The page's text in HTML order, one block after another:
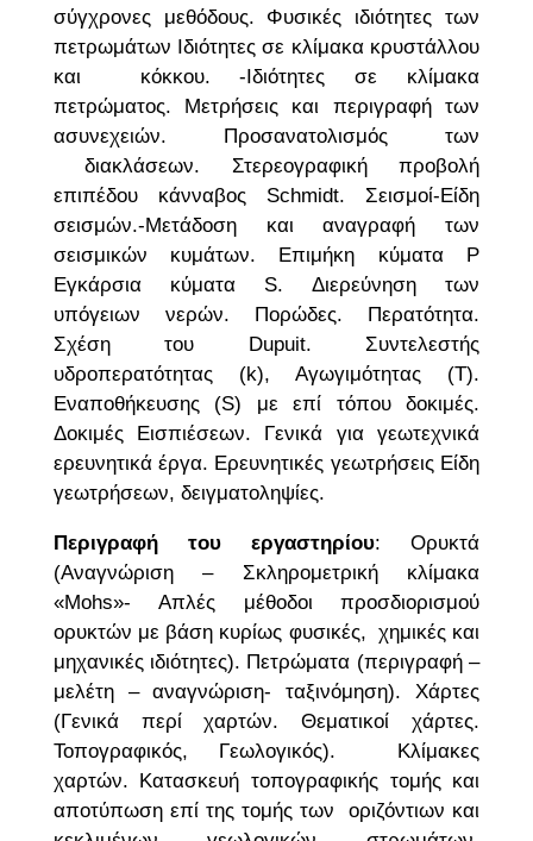
σύγχρονες μεθόδους. Φυσικές ιδιότητες των
πετρωμάτων Ιδιότητες σε κλίμακα κρυστάλλου
και κόκκου. -Ιδιότητες σε κλίμακα
πετρώματος. Μετρήσεις και περιγραφή των
ασυνεχειών. Προσανατολισμός των
διακλάσεων. Στερεογραφική προβολή
επιπέδου κάνναβος Schmidt. Σεισμοί-Είδη
σεισμών.-Μετάδοση και αναγραφή των
σεισμικών κυμάτων. Επιμήκη κύματα P
Εγκάρσια κύματα S. Διερεύνηση των
υπόγειων νερών. Πορώδες. Περατότητα.
Σχέση του Dupuit. Συντελεστής
υδροπερατότητας (k), Αγωγιμότητας (T).
Εναποθήκευσης (S) με επί τόπου δοκιμές.
Δοκιμές Εισπιέσεων. Γενικά για γεωτεχνικά
ερευνητικά έργα. Ερευνητικές γεωτρήσεις Είδη
γεωτρήσεων, δειγματοληψίες.
Περιγραφή του εργαστηρίου: Ορυκτά
(Αναγνώριση – Σκληρομετρική κλίμακα
«Mohs»- Απλές μέθοδοι προσδιορισμού
ορυκτών με βάση κυρίως φυσικές, χημικές και
μηχανικές ιδιότητες). Πετρώματα (περιγραφή –
μελέτη – αναγνώριση- ταξινόμηση). Χάρτες
(Γενικά περί χαρτών. Θεματικοί χάρτες.
Τοπογραφικός, Γεωλογικός). Κλίμακες
χαρτών. Κατασκευή τοπογραφικής τομής και
αποτύπωση επί της τομής των οριζόντιων και